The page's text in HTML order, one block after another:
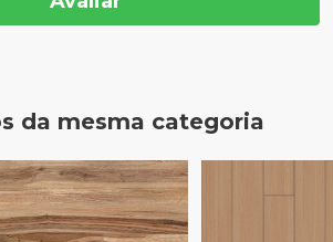
da mesma categoria